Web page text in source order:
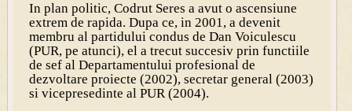
In plan politic, Codrut Seres a avut o ascensiune
extrem de rapida. Dupa ce, in 2001, a devenit
membru al partidului condus de Dan Voiculescu
(PUR, pe atunci), el a trecut succesiv prin functiile
de sef al Departamentului profesional de
dezvoltare proiecte (2002), secretar general (2003)
si vicepresedinte al PUR (2004).